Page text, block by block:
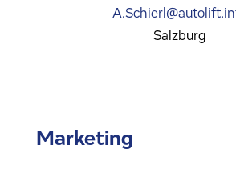
Salzburg
Marketing